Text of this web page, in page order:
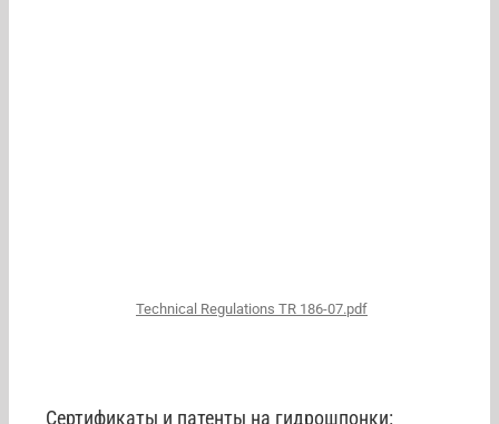
Technical Regulations TR 186-07.pdf
Сертификаты и патенты на гидрошпонки: